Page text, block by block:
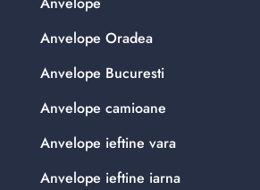
Anvelope Oradea
Anvelope Bucuresti
Anvelope camioane
Anvelope ieftine vara
Anvelope ieftine iarna